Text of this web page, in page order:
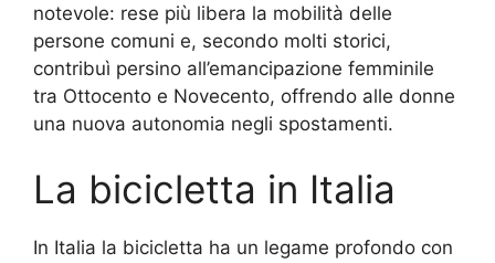
notevole: rese più libera la mobilità delle
persone comuni e, secondo molti storici,
contribuì persino all’emancipazione femminile
tra Ottocento e Novecento, offrendo alle donne
una nuova autonomia negli spostamenti.
La bicicletta in Italia
In Italia la bicicletta ha un legame profondo con